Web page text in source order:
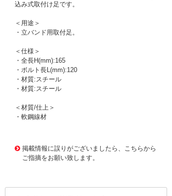
込み式取付け足です。
＜用途＞
・立バンド用取付足。
＜仕様＞
・全長H(mm):165
・ボルト長L(mm):120
・材質:スチール
・材質:スチール
＜材質/仕上＞
・軟鋼線材
掲載情報に誤りがございましたら、こちらから
ご指摘をお願い致します。